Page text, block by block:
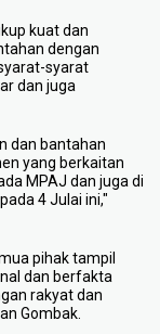
kuat dan
dengan
syarat
dan juga
dan bantahan
yang berkaitan
MPAJ dan juga di
4 Julai ini,"
pihak tampil
dan berfakta
rakyat dan
Gombak.